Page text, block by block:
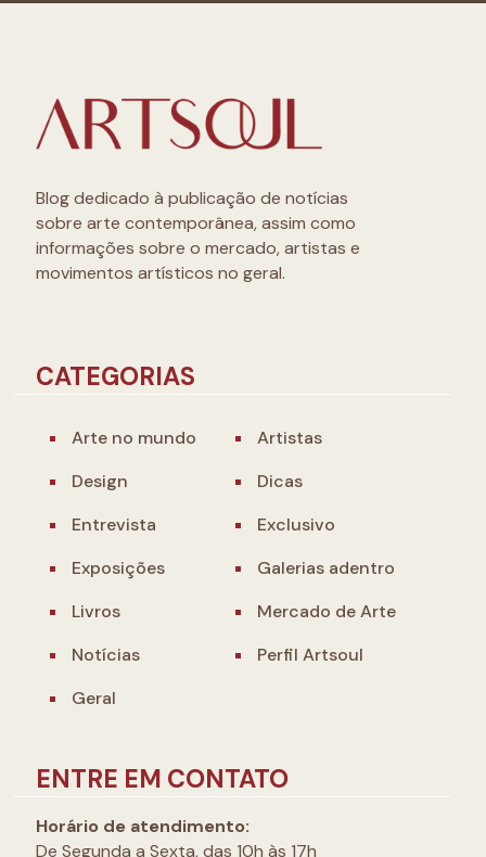
Blog dedicado à publicação de notícias
sobre arte contemporânea, assim como
informações sobre o mercado, artistas e
movimentos artísticos no geral.
CATEGORIAS
Arte no mundo
Artistas
Design
Dicas
Entrevista
Exclusivo
Exposições
Galerias adentro
Livros
Mercado de Arte
Notícias
Perfil Artsoul
Geral
ENTRE EM CONTATO
Horário de atendimento:
De Segunda a Sexta, das 10h às 17h